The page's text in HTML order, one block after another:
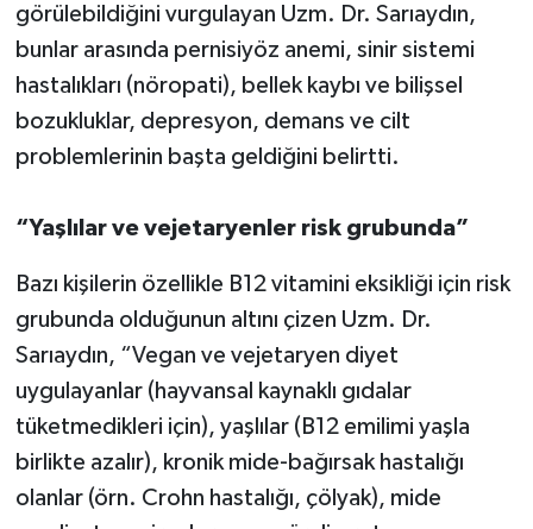
görülebildiğini vurgulayan Uzm. Dr. Sarıaydın,
bunlar arasında pernisiyöz anemi, sinir sistemi
hastalıkları (nöropati), bellek kaybı ve bilişsel
bozukluklar, depresyon, demans ve cilt
problemlerinin başta geldiğini belirtti.
“Yaşlılar ve vejetaryenler risk grubunda”
Bazı kişilerin özellikle B12 vitamini eksikliği için risk
grubunda olduğunun altını çizen Uzm. Dr.
Sarıaydın, “Vegan ve vejetaryen diyet
uygulayanlar (hayvansal kaynaklı gıdalar
tüketmedikleri için), yaşlılar (B12 emilimi yaşla
birlikte azalır), kronik mide-bağırsak hastalığı
olanlar (örn. Crohn hastalığı, çölyak), mide